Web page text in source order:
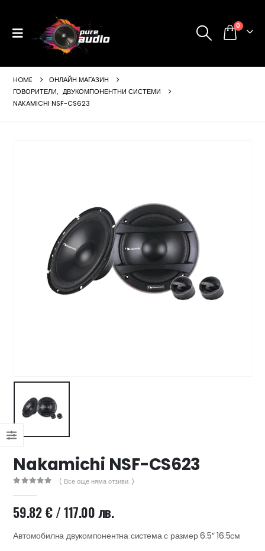
0
HOME
ОНЛАЙН МАГАЗИН
ГОВОРИТЕЛИ, ДВУКОМПОНЕНТНИ СИСТЕМИ
NAKAMICHI NSF-CS623
Nakamichi NSF-CS623
( Все още няма отзиви. )
59.82€/ 117.00 лв.
Автомобилна двукомпонентна система с размер 6.5″ 16.5см